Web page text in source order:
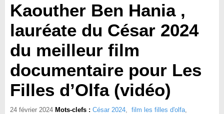
Kaouther Ben Hania ,
lauréate du César 2024
du meilleur film
documentaire pour Les
Filles d’Olfa (vidéo)
24 février 2024 Mots-clefs : César 2024, film les filles d'olfa,